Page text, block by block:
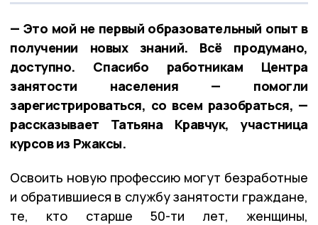
— Это мой не первый образовательный опыт в
получении новых знаний. Всё продумано,
доступно. Спасибо работникам Центра
занятости населения — помогли
зарегистрироваться, со всем разобраться, —
рассказывает Татьяна Кравчук, участница
курсов из Ржаксы.
Освоить новую профессию могут безработные
и обратившиеся в службу занятости граждане,
те, кто старше 50-ти лет, женщины,